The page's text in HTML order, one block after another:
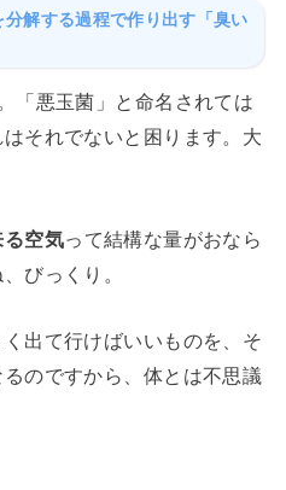
解する過程で作り出す「臭い
「悪玉菌」と命名されては
それでないと困ります。大
る空気って結構な量がおなら
びっくり。
出て行けばいいものを、そ
のですから、体とは不思議